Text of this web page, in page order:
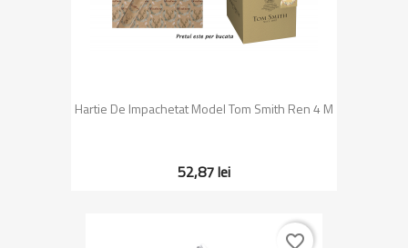
Hartie De Impachetat Model Tom Smith Ren 4 M
52,87 lei
favorite_border